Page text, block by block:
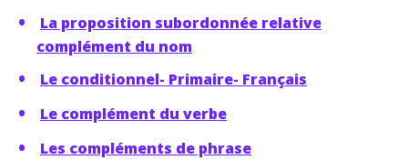
La proposition subordonnée relative
complément du nom
Le conditionnel- Primaire- Français
Le complément du verbe
Les compléments de phrase